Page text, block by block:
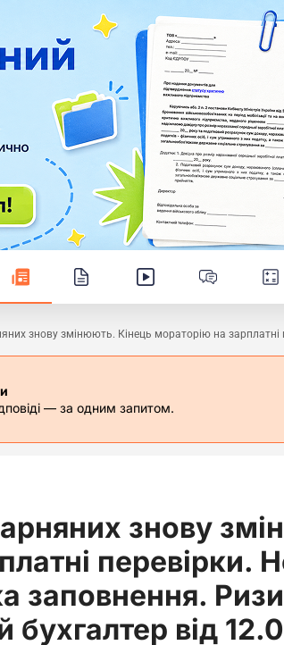
— за одним запитом.
знову
перевірки.
заповнення.
бухгалтер від